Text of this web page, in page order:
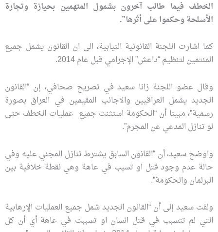
الخطف فيما طالب آخرون بشمول المتهمين بحيازة وتجارة
الأسلحة وحكموا على أثرها”.
كما اشارت اللجنة القانونية النيابية، الى ان القانون يشمل جميع
المنتمين لتنظيم “داعش” الإجرامي قبل عام 2014.
وقال عضو اللجنة زانا سعيد في تصريح صحافي، إن “القانون
الجديد يشمل العراقيين والاجانب المقيمين في العراق بصورة
رسمية”، مبينا أن “الحكومة استثنت جميع عمليات الخطف حتى
لو تنازل المدعي عن المجرم”.
واوضح سعيد، أن “القانون السابق يشترط تنازل المجني عليه وفي
حالة عدم وجود قتل او تسبب في عاهة وهي نقطة خلافية بين
البرلمان والحكومة”.
ولفت سعيد إلى أن “القانون الجديد شمل جميع العمليات الإرهابية
التي لم تتسبب في قتل انسان او تسببت في عاهة أي أن كل